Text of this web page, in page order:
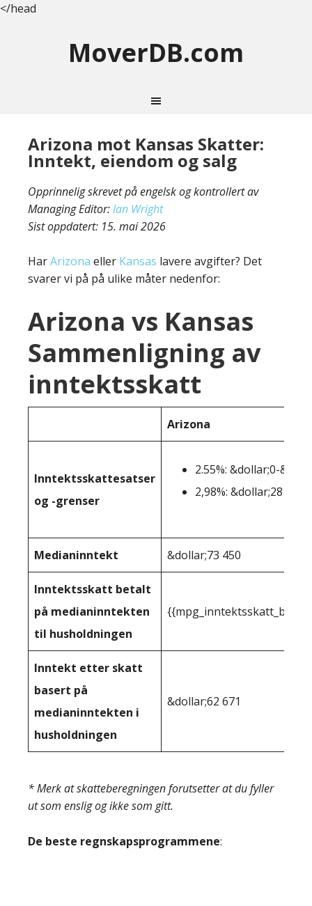
</head
MoverDB.com
Arizona mot Kansas Skatter:
Inntekt, eiendom og salg
Opprinnelig skrevet på engelsk og kontrollert av
Managing Editor:Ian Wright
Sist oppdatert: 15. mai 2026
HarArizona eller Kansas lavere avgifter? Det
svarer vi på på ulike måter nedenfor:
Arizona vs Kansas
Sammenligning av
inntektsskatt
Arizona
Inntektsskattesatser
og -grenser
2.55%: &dollar;0-
2,98%: &dollar;28 654+
Medianinntekt &dollar;73 450
Inntektsskatt betalt
på medianinntekten
til husholdningen
Inntekt etter skatt
basert på
medianinntekten i
husholdningen
&dollar;62 671
* Merk at skatteberegningen forutsetter at du fyller
ut som enslig og ikke som gitt.
De beste regnskapsprogrammene: